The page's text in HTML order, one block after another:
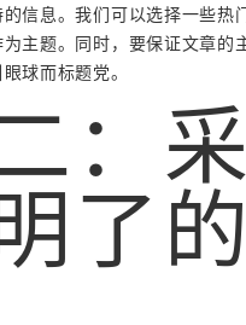
信息。我们可以选择一些热
主题。同时，要保证文章的
球而标题党。
：
了